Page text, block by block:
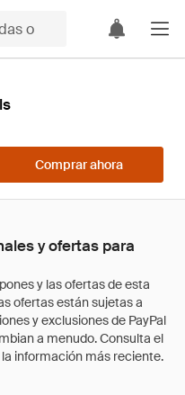
Comprar ahora
y ofertas para